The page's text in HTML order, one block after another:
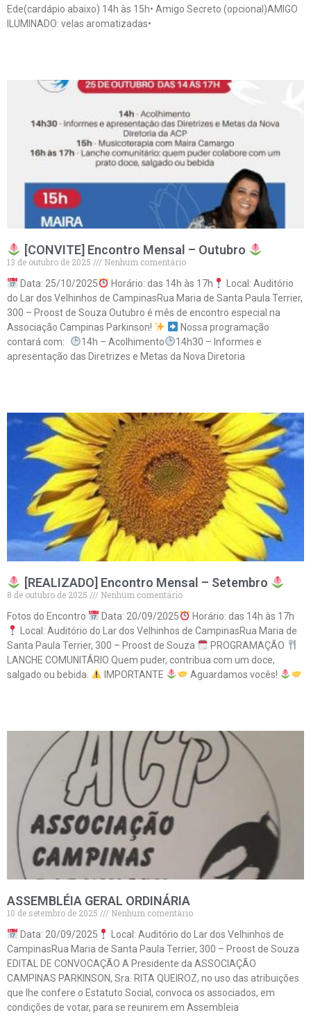
Ede(cardápio abaixo) 14h às 15h• Amigo Secreto (opcional)AMIGO
ILUMINADO: velas aromatizadas•
[CONVITE] Encontro Mensal – Outubro
13 de outubro de 2025
Nenhum comentário
Data: 25/10/2025
Horário: das 14h às 17h
Local: Auditório
do Lar dos Velhinhos de CampinasRua Maria de Santa Paula Terrier,
300 – Proost de Souza Outubro é mês de encontro especial na
Associação Campinas Parkinson!
Nossa programação
contará com:
14h – Acolhimento
14h30 – Informes e
apresentação das Diretrizes e Metas da Nova Diretoria
[REALIZADO] Encontro Mensal – Setembro
8 de outubro de 2025
Nenhum comentário
Fotos do Encontro
Data: 20/09/2025
Horário: das 14h às 17h
Local: Auditório do Lar dos Velhinhos de CampinasRua Maria de
Santa Paula Terrier, 300 – Proost de Souza
PROGRAMAÇÃO
LANCHE COMUNITÁRIO Quem puder, contribua com um doce,
salgado ou bebida.
IMPORTANTE Aguardamos vocês!
ASSEMBLÉIA GERAL ORDINÁRIA
10 de setembro de 2025
Nenhum comentário
Data: 20/09/2025
Local: Auditório do Lar dos Velhinhos de
CampinasRua Maria de Santa Paula Terrier, 300 – Proost de Souza
EDITAL DE CONVOCAÇÃO A Presidente da ASSOCIAÇÃO
CAMPINAS PARKINSON, Sra. RITA QUEIROZ, no uso das atribuições
que lhe confere o Estatuto Social, convoca os associados, em
condições de votar, para se reunirem em Assembleia